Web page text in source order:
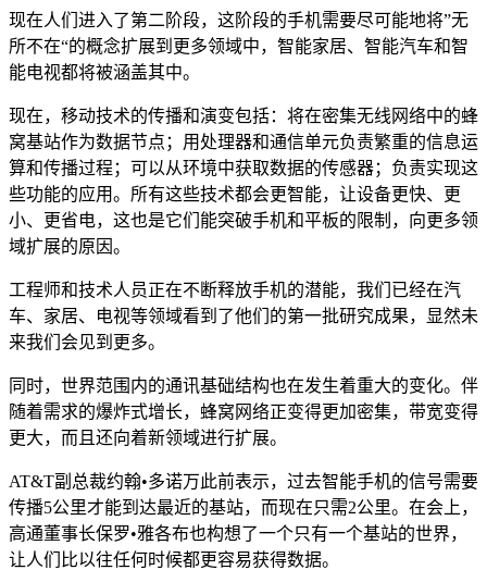
现在人们进入了第二阶段，这阶段的手机需要尽可能地将”无
所不在“的概念扩展到更多领域中，智能家居、智能汽车和智
能电视都将被涵盖其中。
现在，移动技术的传播和演变包括：将在密集无线网络中的蜂
窝基站作为数据节点；用处理器和通信单元负责繁重的信息运
算和传播过程；可以从环境中获取数据的传感器；负责实现这
些功能的应用。所有这些技术都会更智能，让设备更快、更
小、更省电，这也是它们能突破手机和平板的限制，向更多领
域扩展的原因。
工程师和技术人员正在不断释放手机的潜能，我们已经在汽
车、家居、电视等领域看到了他们的第一批研究成果，显然未
来我们会见到更多。
同时，世界范围内的通讯基础结构也在发生着重大的变化。伴
随着需求的爆炸式增长，蜂窝网络正变得更加密集，带宽变得
更大，而且还向着新领域进行扩展。
AT&T副总裁约翰•多诺万此前表示，过去智能手机的信号需要
传播5公里才能到达最近的基站，而现在只需2公里。在会上，
高通董事长保罗•雅各布也构想了一个只有一个基站的世界，
让人们比以往任何时候都更容易获得数据。